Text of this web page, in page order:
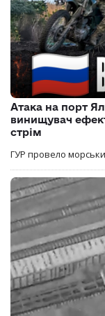
Атака на порт
винищувач
стрім
ГУР провело